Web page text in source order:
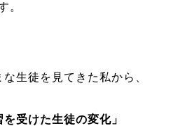
。
生徒を見てきた私から、
を受けた生徒の変化」